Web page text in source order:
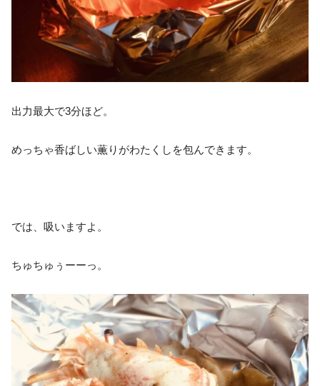
出力最大で3分ほど。
めっちゃ香ばしい薫りがわたくしを包んできます。
では、吸いますよ。
ちゅちゅぅーーっ。